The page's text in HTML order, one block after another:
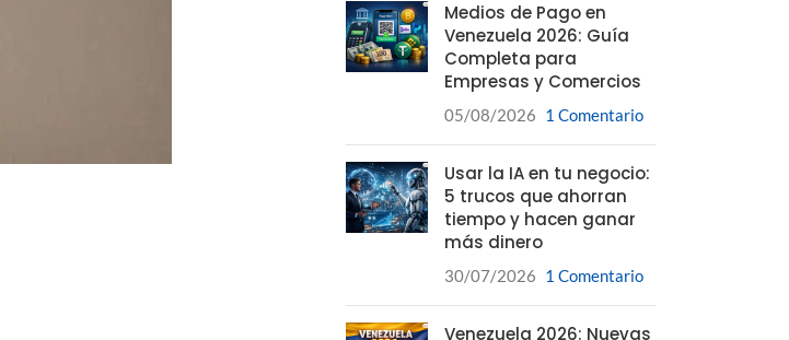
Medios de Pago en
Venezuela 2026: Guía
Completa para
Empresas y Comercios
05/08/2026 1 Comentario
Usar la IA en tu negocio:
5 trucos que ahorran
tiempo y hacen ganar
más dinero
30/07/2026 1 Comentario
Venezuela 2026: Nuevas